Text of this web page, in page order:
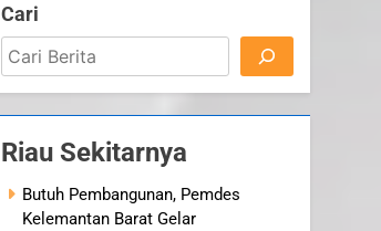
Cari
Riau Sekitarnya
Butuh Pembangunan, Pemdes
Kelemantan Barat Gelar